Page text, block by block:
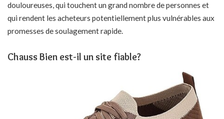
douloureuses, qui touchent un grand nombre de personnes et
qui rendent les acheteurs potentiellement plus vulnérables aux
promesses de soulagement rapide.
Chauss Bien est-il un site fiable?